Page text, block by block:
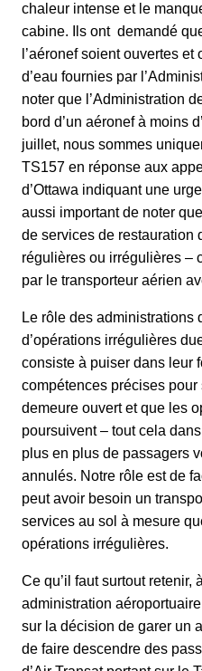
chaleur intense et le
cabine. Ils ont demandé
l’aéronef soient ouvertes
d’eau fournies par
noter que l’Administration
bord d’un aéronef à moins
juillet, nous sommes
TS157 en réponse aux
d’Ottawa indiquant une
aussi important de noter
de services de restauration
régulières ou irrégulières –
par le transporteur aérien
Le rôle des administrations
d’opérations irrégulières
consiste à puiser dans leur
compétences précises pour
demeure ouvert et que les
poursuivent – tout cela
plus en plus de passagers
annulés. Notre rôle est de
peut avoir besoin un
services au sol à mesure
opérations irrégulières.
Ce qu’il faut surtout retenir,
administration
sur la décision de garer un
de faire descendre des